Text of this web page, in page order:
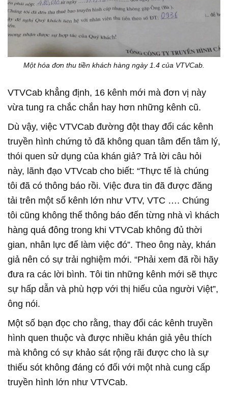
Một hóa đơn thu tiền khách hàng ngày 1.4 của VTVCab.
VTVCab khẳng định, 16 kênh mới mà đơn vị này
vừa tung ra chắc chắn hay hơn những kênh cũ.
Dù vậy, việc VTVCab đường đột thay đổi các kênh
truyền hình chứng tỏ đã không quan tâm đến tâm lý,
thói quen sử dụng của khán giả? Trả lời câu hỏi
này, lãnh đạo VTVcab cho biết: “Thực tế là chúng
tôi đã có thông báo rồi. Việc đưa tin đã được đăng
tải trên một số kênh lớn như VTV, VTC …. Chúng
tôi cũng không thể thông báo đến từng nhà vì khách
hàng quá đông trong khi VTVCab không đủ thời
gian, nhân lực để làm việc đó”. Theo ông này, khán
giả nên có sự trải nghiệm mới. “Phải xem đã rồi hãy
đưa ra các lời bình. Tôi tin những kênh mới sẽ thực
sự hấp dẫn và phù hợp với thị hiếu của người Việt”,
ông nói.
Một số bạn đọc cho rằng, thay đổi các kênh truyền
hình quen thuộc và được nhiều khán giả yêu thích
mà không có sự khảo sát rộng rãi được cho là sự
thiếu sót không đáng có đối với một nhà cung cấp
truyền hình lớn như VTVCab.